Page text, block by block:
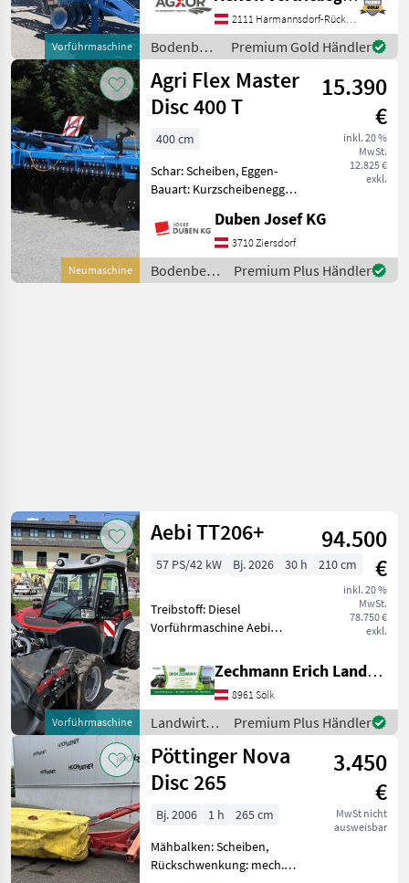
Vorführmaschine
Nachlaufeinrichtung,
Steinsicherung EDV 71805
Kurzscheibenegge - mit 5,
0m Arbeits
2111 Harmannsdorf-Rückersdorf
Bodenbearbeitung
/ Lemken
Premium Gold Händler
Neumaschine
Agri Flex Master
Disc 400 T
15.390
€
inkl. 20 %
MwSt.
12.825 €
exkl.
400 cm
Schar: Scheiben, Eggen-
Bauart: Kurzscheibenegge,
Klappvorrichtung,
Steinsicherung
Kurzscheibenegge mit 4
Metern Arbeitsbreite,
Duben Josef KG
3710 Ziersdorf
Bodenbearbeitung
/ Agri Flex
Premium Plus Händler
Vorführmaschine
Aebi TT206+
94.500
€
inkl. 20 %
MwSt.
78.750 €
exkl.
57 PS/42 kW Bj. 2026 30 h 210 cm
Treibstoff: Diesel
Vorführmaschine Aebi
58 PS Kubota-Motor -
stufenloser hydrostatischer
Fahrantrieb - Kabine mit
Klimaanlage und He
Zechmann Erich Landmaschinen-Portalbau
8961 Sölk
Landwirtsch.
Motorfahrzeuge
/ Aebi
Premium Plus Händler
Pöttinger Nova
Disc 265
3.450
€
MwSt nicht
ausweisbar
Bj. 2006 1 h
265 cm
Mähbalken: Scheiben,
Rückschwenkung: mech.